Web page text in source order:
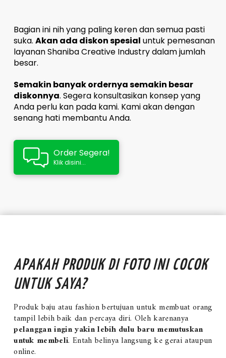
Bagian ini nih yang paling keren dan semua pasti
suka.Akan ada diskon spesial untuk pemesanan
layanan Shaniba Creative Industry dalam jumlah
besar.
Semakin banyak ordernya semakin besar
diskonnya. Segera konsultasikan konsep yang
Anda perlu kan pada kami. Kami akan dengan
senang hati membantu Anda.
Order Segera!
Klik disini...
APAKAH PRODUK DI FOTO INI COCOK
UNTUK SAYA?
Produk baju atau fashion bertujuan untuk membuat orang
tampil lebih baik dan percaya diri. Oleh karenanya
pelanggan ingin yakin lebih dulu baru memutuskan
untuk membeli. Entah belinya langsung ke gerai ataupun
online.